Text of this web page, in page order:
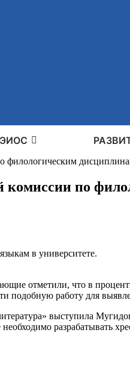
ЭИОС
филологическим
комиссии по
в университете.
отметили, что в
работу для
выступила
разрабатывать